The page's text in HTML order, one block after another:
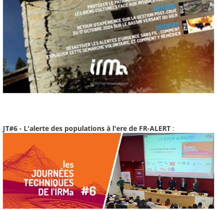
JT#6 - L'alerte des populations à l'ere de FR-ALERT :